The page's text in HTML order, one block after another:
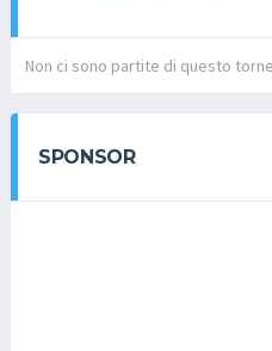
Non ci sono partite di questo
SPONSOR